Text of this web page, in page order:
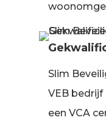
Slim
VEB bedrijf
een VCA